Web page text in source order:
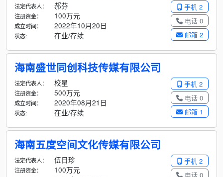
手机 2
电话 0
邮箱 2
法定代表人： 郝芬
注册资金： 100万元
成立时间： 2022年10月20日
状态: 在业/存续
海南盛世同创科技传媒有限公司
手机 2
电话 0
邮箱 1
法定代表人： 校星
注册资金： 500万元
成立时间： 2020年08月21日
状态: 在业/存续
海南五度空间文化传媒有限公司
手机 2
电话 0
法定代表人： 伍日珍
注册资金： 100万元